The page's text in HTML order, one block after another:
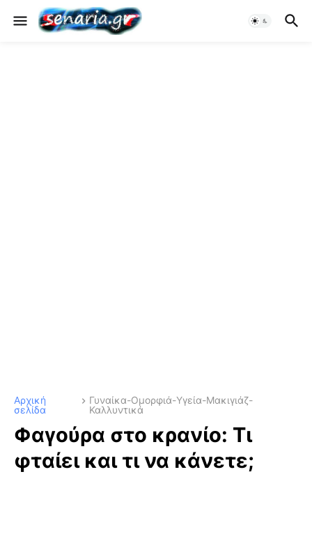
Αρχική
σελίδα
Γυναίκα-Ομορφιά-Υγεία-Μακιγιάζ-
Καλλυντικά
Φαγούρα στο κρανίο: Τι
φταίει και τι να κάνετε;